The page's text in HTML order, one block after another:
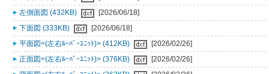
左側面図 (432KB)
[2026/06/18]
下面図 (333KB)
[2026/06/18]
平面図<(左右ﾙｰﾊﾞｰﾕﾆｯﾄ)> (412KB)
[2026/02/26]
正面図<(左右ﾙｰﾊﾞｰﾕﾆｯﾄ)> (376KB)
[2026/02/26]